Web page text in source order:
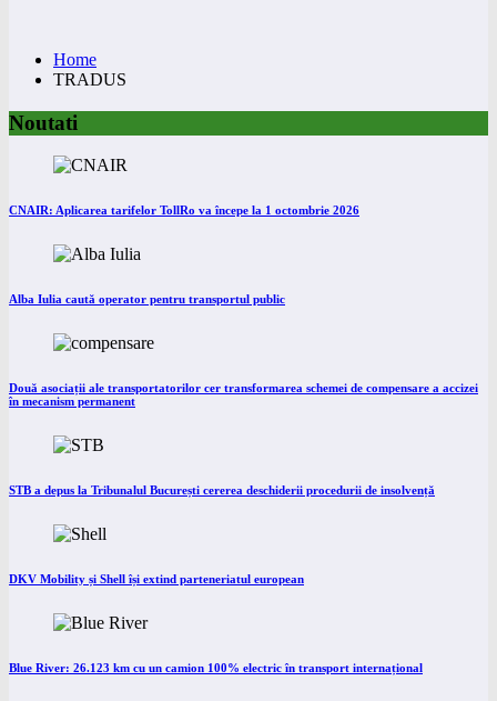
Home
TRADUS
Noutati
CNAIR: Aplicarea tarifelor TollRo va începe la 1 octombrie 2026
Alba Iulia caută operator pentru transportul public
Două asociații ale transportatorilor cer transformarea schemei de compensare a accizei
în mecanism permanent
STB a depus la Tribunalul București cererea deschiderii procedurii de insolvență
DKV Mobility și Shell își extind parteneriatul european
Blue River: 26.123 km cu un camion 100% electric în transport internațional